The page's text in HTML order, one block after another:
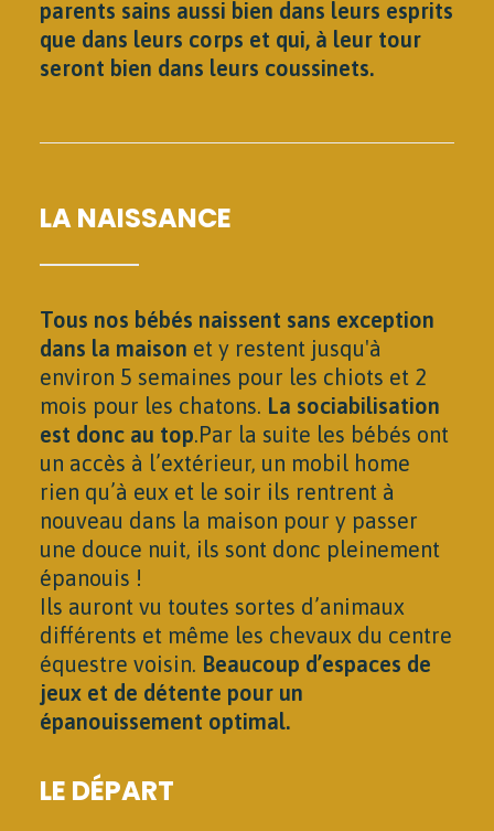
parents sains aussi bien dans leurs esprits
que dans leurs corps et qui, à leur tour
seront bien dans leurs coussinets.
LA NAISSANCE
Tous nos bébés naissent sans exception
dans la maison et y restent jusqu'à
environ 5 semaines pour les chiots et 2
mois pour les chatons. La sociabilisation
est donc au top.Par la suite les bébés ont
un accès à l’extérieur, un mobil home
rien qu’à eux et le soir ils rentrent à
nouveau dans la maison pour y passer
une douce nuit, ils sont donc pleinement
épanouis !
Ils auront vu toutes sortes d’animaux
différents et même les chevaux du centre
équestre voisin. Beaucoup d’espaces de
jeux et de détente pour un
épanouissement optimal.
LE DÉPART